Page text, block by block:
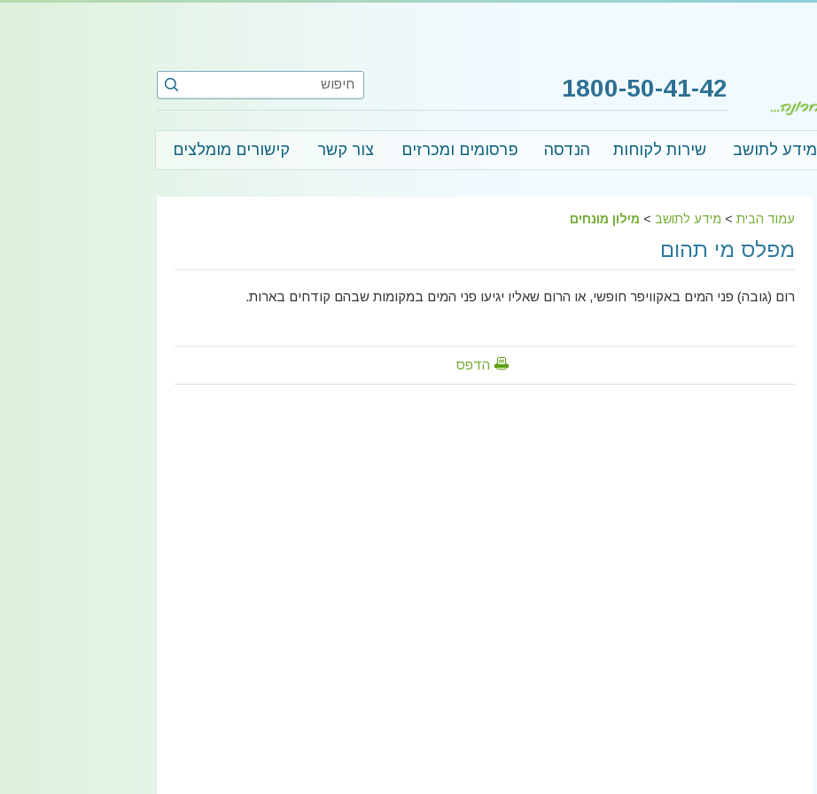
1800-50-41-42
מידע לתושב שירות לקוחות הנדסה פרסומים ומכרזים צור קשר קישורים מומלצים
עמוד הבית > מידע לתושב > מילון מונחים
מפלס מי תהום
רום (גובה) פני המים באקוויפר חופשי, או הרום שאליו יגיעו פני המים במקומות שבהם קודחים בארות.
הדפס